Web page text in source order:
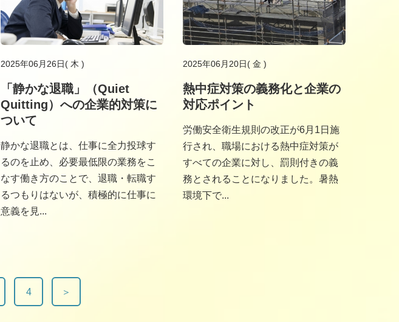
2025年06月26日( 木 )
「静かな退職」（Quiet
Quitting）への企業的対策に
ついて
静かな退職とは、仕事に全力投球す
るのを止め、必要最低限の業務をこ
なす働き方のことで、退職・転職す
るつもりはないが、積極的に仕事に
意義を見...
2025年06月20日( 金 )
熱中症対策の義務化と企業の
対応ポイント
労働安全衛生規則の改正が6月1日施
行され、職場における熱中症対策が
すべての企業に対し、罰則付きの義
務とされることになりました。暑熱
環境下で...
4 ＞